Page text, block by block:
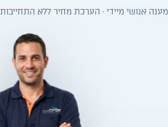
מענה אנושי מיידי · הערכת מחיר ללא התחייבות